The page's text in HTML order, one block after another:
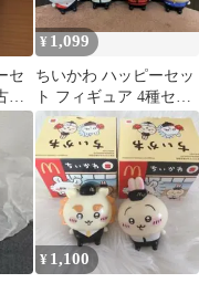
セ
¥ 1,099
ちいかわ ハッピーセッ
ト フィギュア 4種セッ
ト
¥ 1,100